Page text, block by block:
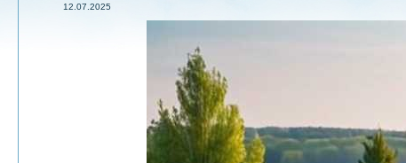
12.07.2025